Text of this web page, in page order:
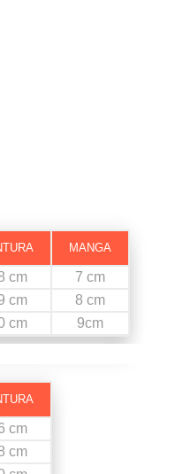
MANGA
cm
7 cm
cm
8 cm
cm 9cm
cm
cm